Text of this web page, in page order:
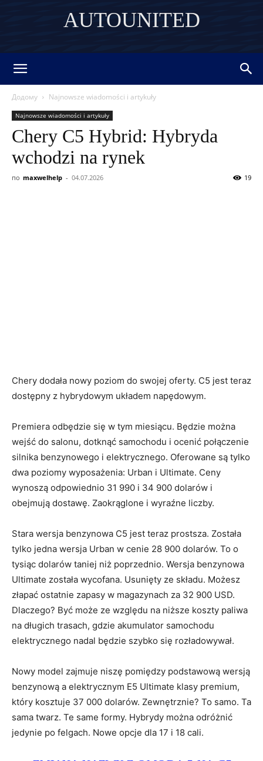
AUTOUNITED
Додому Najnowsze wiadomości i artykuły
Najnowsze wiadomości i artykuły
Chery C5 Hybrid: Hybryda
wchodzi na rynek
по maxwelhelp - 04.07.2026 19
Chery dodała nowy poziom do swojej oferty. C5 jest teraz
dostępny z hybrydowym układem napędowym.
Premiera odbędzie się w tym miesiącu. Będzie można
wejść do salonu, dotknąć samochodu i ocenić połączenie
silnika benzynowego i elektrycznego. Oferowane są tylko
dwa poziomy wyposażenia: Urban i Ultimate. Ceny
wynoszą odpowiednio 31 990 i 34 900 dolarów i
obejmują dostawę. Zaokrąglone i wyraźne liczby.
Stara wersja benzynowa C5 jest teraz prostsza. Została
tylko jedna wersja Urban w cenie 28 900 dolarów. To o
tysiąc dolarów taniej niż poprzednio. Wersja benzynowa
Ultimate została wycofana. Usunięty ze składu. Możesz
złapać ostatnie zapasy w magazynach za 32 900 USD.
Dlaczego? Być może ze względu na niższe koszty paliwa
na długich trasach, gdzie akumulator samochodu
elektrycznego nadal będzie szybko się rozładowywał.
Nowy model zajmuje niszę pomiędzy podstawową wersją
benzynową a elektrycznym E5 Ultimate klasy premium,
który kosztuje 37 000 dolarów. Zewnętrznie? To samo. Ta
sama twarz. Te same formy. Hybrydy można odróżnić
jedynie po felgach. Nowe opcje dla 17 i 18 cali.